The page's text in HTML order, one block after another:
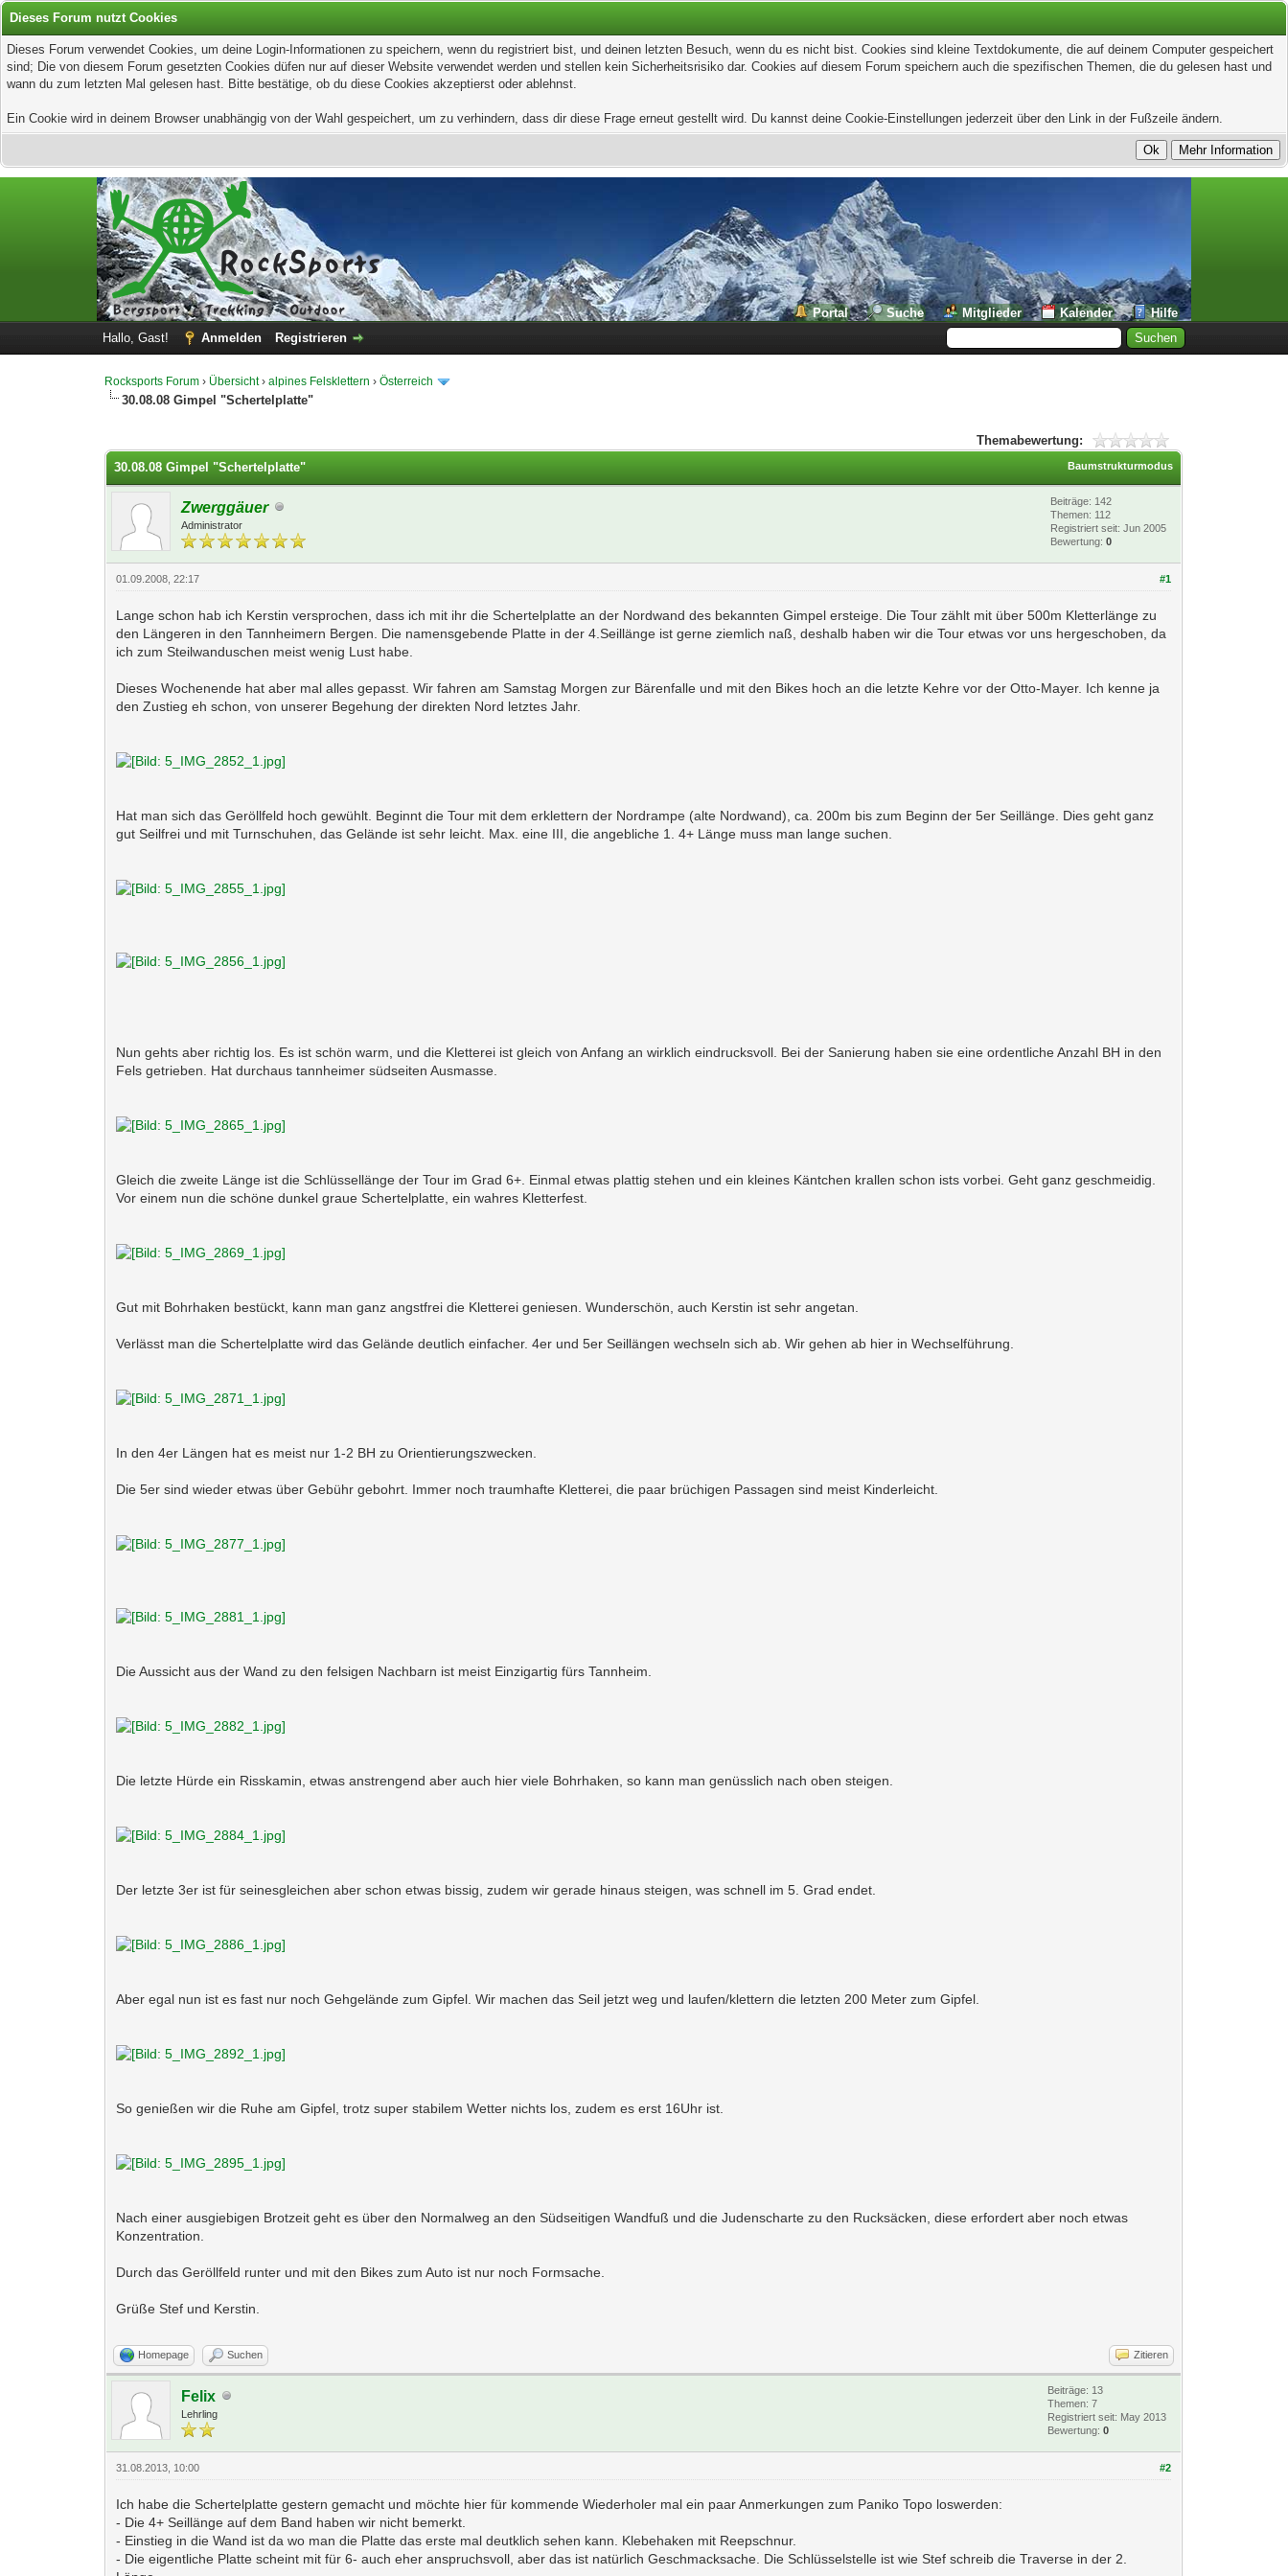
Dieses Forum nutzt Cookies
Dieses Forum verwendet Cookies, um deine Login-Informationen zu speichern, wenn du registriert bist, und deinen letzten Besuch, wenn du es nicht bist. Cookies sind kleine Textdokumente, die auf deinem Computer gespeichert
sind; Die von diesem Forum gesetzten Cookies düfen nur auf dieser Website verwendet werden und stellen kein Sicherheitsrisiko dar. Cookies auf diesem Forum speichern auch die spezifischen Themen, die du gelesen hast und
wann du zum letzten Mal gelesen hast. Bitte bestätige, ob du diese Cookies akzeptierst oder ablehnst.
Ein Cookie wird in deinem Browser unabhängig von der Wahl gespeichert, um zu verhindern, dass dir diese Frage erneut gestellt wird. Du kannst deine Cookie-Einstellungen jederzeit über den Link in der Fußzeile ändern.
Portal Suche Mitglieder Kalender
Hilfe
Hallo, Gast!
Anmelden Registrieren
Rocksports Forum › Übersicht›alpines Felsklettern ›Österreich
30.08.08 Gimpel "Schertelplatte"
Themabewertung:
Baumstrukturmodus
30.08.08 Gimpel "Schertelplatte"
Zwerggäuer
Administrator
Beiträge: 142
Themen: 112
Registriert seit: Jun 2005
Bewertung:0
#1
01.09.2008, 22:17
Lange schon hab ich Kerstin versprochen, dass ich mit ihr die Schertelplatte an der Nordwand des bekannten Gimpel ersteige. Die Tour zählt mit über 500m Kletterlänge zu
den Längeren in den Tannheimern Bergen. Die namensgebende Platte in der 4.Seillänge ist gerne ziemlich naß, deshalb haben wir die Tour etwas vor uns hergeschoben, da
ich zum Steilwanduschen meist wenig Lust habe.
Dieses Wochenende hat aber mal alles gepasst. Wir fahren am Samstag Morgen zur Bärenfalle und mit den Bikes hoch an die letzte Kehre vor der Otto-Mayer. Ich kenne ja
den Zustieg eh schon, von unserer Begehung der direkten Nord letztes Jahr.
Hat man sich das Geröllfeld hoch gewühlt. Beginnt die Tour mit dem erklettern der Nordrampe (alte Nordwand), ca. 200m bis zum Beginn der 5er Seillänge. Dies geht ganz
gut Seilfrei und mit Turnschuhen, das Gelände ist sehr leicht. Max. eine III, die angebliche 1. 4+ Länge muss man lange suchen.
Nun gehts aber richtig los. Es ist schön warm, und die Kletterei ist gleich von Anfang an wirklich eindrucksvoll. Bei der Sanierung haben sie eine ordentliche Anzahl BH in den
Fels getrieben. Hat durchaus tannheimer südseiten Ausmasse.
Gleich die zweite Länge ist die Schlüssellänge der Tour im Grad 6+. Einmal etwas plattig stehen und ein kleines Käntchen krallen schon ists vorbei. Geht ganz geschmeidig.
Vor einem nun die schöne dunkel graue Schertelplatte, ein wahres Kletterfest.
Gut mit Bohrhaken bestückt, kann man ganz angstfrei die Kletterei geniesen. Wunderschön, auch Kerstin ist sehr angetan.
Verlässt man die Schertelplatte wird das Gelände deutlich einfacher. 4er und 5er Seillängen wechseln sich ab. Wir gehen ab hier in Wechselführung.
In den 4er Längen hat es meist nur 1-2 BH zu Orientierungszwecken.
Die 5er sind wieder etwas über Gebühr gebohrt. Immer noch traumhafte Kletterei, die paar brüchigen Passagen sind meist Kinderleicht.
Die Aussicht aus der Wand zu den felsigen Nachbarn ist meist Einzigartig fürs Tannheim.
Die letzte Hürde ein Risskamin, etwas anstrengend aber auch hier viele Bohrhaken, so kann man genüsslich nach oben steigen.
Der letzte 3er ist für seinesgleichen aber schon etwas bissig, zudem wir gerade hinaus steigen, was schnell im 5. Grad endet.
Aber egal nun ist es fast nur noch Gehgelände zum Gipfel. Wir machen das Seil jetzt weg und laufen/klettern die letzten 200 Meter zum Gipfel.
So genießen wir die Ruhe am Gipfel, trotz super stabilem Wetter nichts los, zudem es erst 16Uhr ist.
Nach einer ausgiebigen Brotzeit geht es über den Normalweg an den Südseitigen Wandfuß und die Judenscharte zu den Rucksäcken, diese erfordert aber noch etwas
Konzentration.
Durch das Geröllfeld runter und mit den Bikes zum Auto ist nur noch Formsache.
Grüße Stef und Kerstin.
Homepage Suchen Zitieren
Felix
Lehrling
Beiträge: 13
Themen: 7
Registriert seit: May 2013
Bewertung:0
#2
31.08.2013, 10:00
Ich habe die Schertelplatte gestern gemacht und möchte hier für kommende Wiederholer mal ein paar Anmerkungen zum Paniko Topo loswerden:
- Die 4+ Seillänge auf dem Band haben wir nicht bemerkt.
- Einstieg in die Wand ist da wo man die Platte das erste mal deutklich sehen kann. Klebehaken mit Reepschnur.
- Die eigentliche Platte scheint mit für 6- auch eher anspruchsvoll, aber das ist natürlich Geschmacksache. Die Schlüsselstelle ist wie Stef schreib die Traverse in der 2.